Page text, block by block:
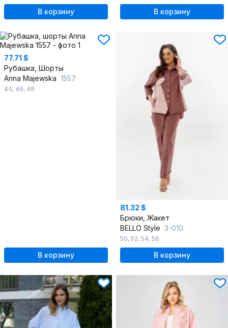
В корзину В корзину
77.71 $
Рубашка, Шорты
Anna Majewska 1557
44, 46, 48
В корзину
81.32 $
Брюки, Жакет
BELLO Style 3-010
50, 52, 54, 56
В корзину